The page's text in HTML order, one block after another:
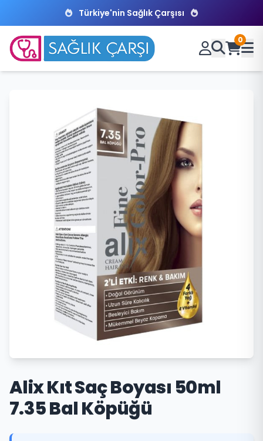
Türkiye'nin Sağlık Çarşısı
0
Alix Kıt Saç Boyası 50ml
7.35 Bal Köpüğü